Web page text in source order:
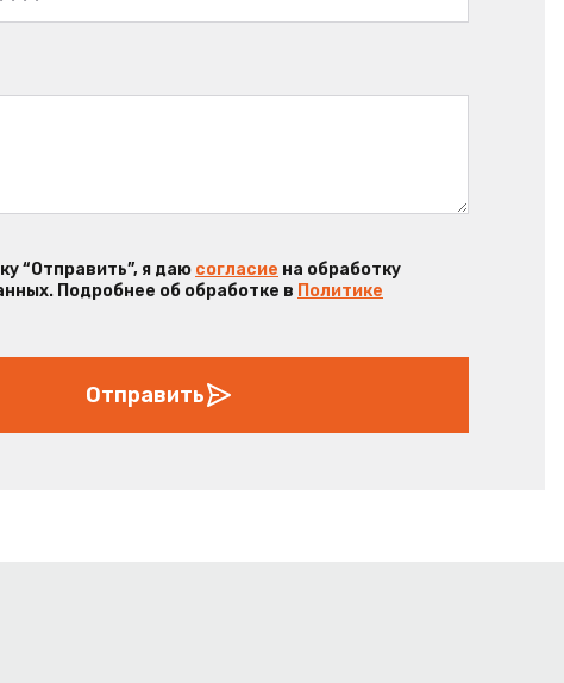
“Отправить”, я даю согласие на обработку
Подробнее об обработке в Политике
Отправить